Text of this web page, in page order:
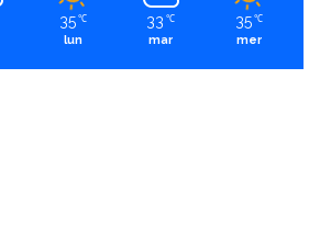
35 ℃
lun
33 ℃
mar
35 ℃
mer